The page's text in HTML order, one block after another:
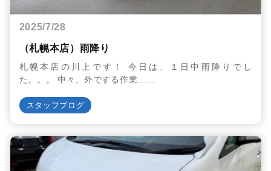
2025/7/28
（札幌本店）雨降り
札幌本店の川上です！ 今日は、１日中雨降りでし
た。。。 中々、外でする作業……
スタッフブログ